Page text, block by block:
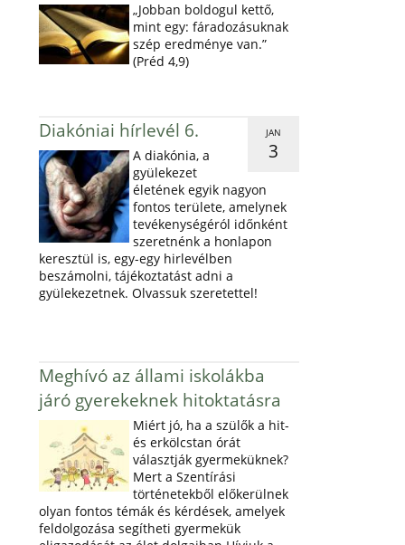
„Jobban boldogul kettő,
mint egy: fáradozásuknak
szép eredménye van.”
(Préd 4,9)
JAN
3
Diakóniai hírlevél 6.
A diakónia, a
gyülekezet
életének egyik nagyon
fontos területe, amelynek
tevékenységéról időnként
szeretnénk a honlapon
keresztül is, egy-egy hirlevélben
beszámolni, tájékoztatást adni a
gyülekezetnek. Olvassuk szeretettel!
Meghívó az állami iskolákba
járó gyerekeknek hitoktatásra
Miért jó, ha a szülők a hit-
és erkölcstan órát
választják gyermeküknek?
Mert a Szentírási
történetekből előkerülnek
olyan fontos témák és kérdések, amelyek
feldolgozása segítheti gyermekük